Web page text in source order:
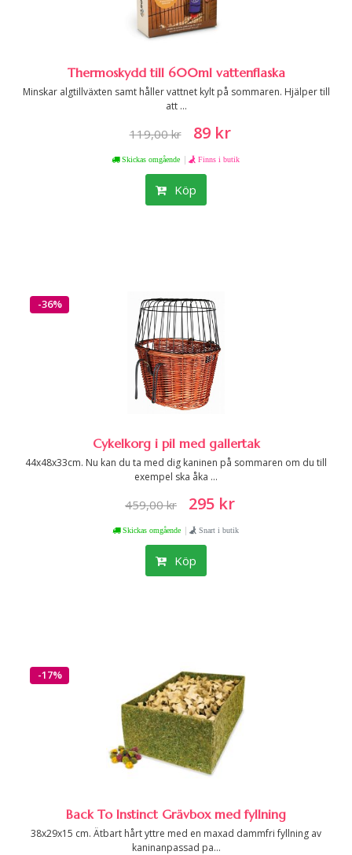
Thermoskydd till 600ml vattenflaska
Minskar algtillväxten samt håller vattnet kylt på sommaren. Hjälper till
att ...
119,00 kr 89 kr
Skickas omgående | Finns i butik
Köp
-36%
Cykelkorg i pil med gallertak
44x48x33cm. Nu kan du ta med dig kaninen på sommaren om du till
exempel ska åka ...
459,00 kr 295 kr
Skickas omgående | Snart i butik
Köp
-17%
Back To Instinct Grävbox med fyllning
38x29x15 cm. Ätbart hårt yttre med en maxad dammfri fyllning av
kaninanpassad pa...